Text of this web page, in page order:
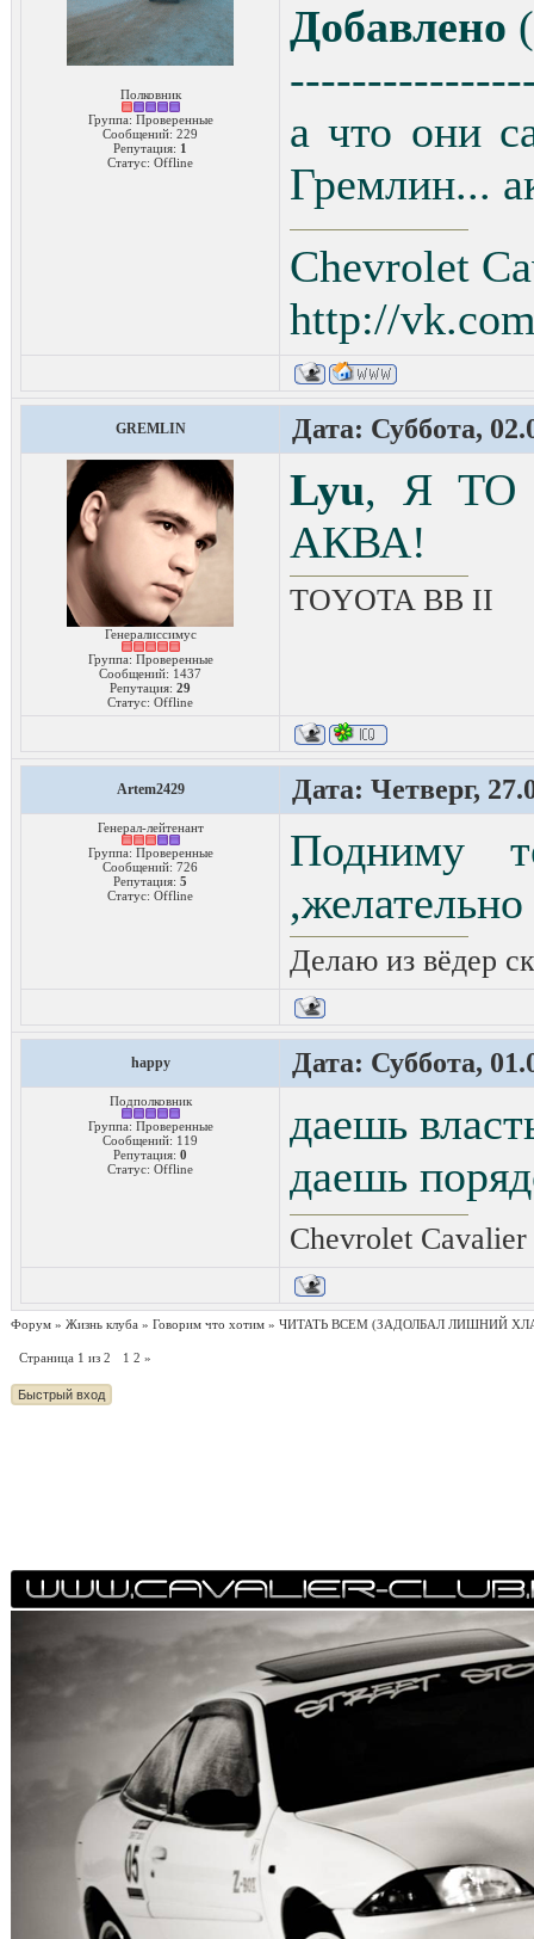
Полковник
Группа: Проверенные
Сообщений: 229
Репутация: 1
Статус: Offline
Добавлено
а что они
Гремлин...
Chevrolet
http://
GREMLIN Дата: Суббота,
Генералиссимус
Группа: Проверенные
Сообщений: 1437
Репутация: 29
Статус: Offline
Lyu, Я ТО
АКВА!
TOYOTA ВВ II
Artem2429 Дата: Четверг,
Генерал-лейтенант
Группа: Проверенные
Сообщений: 726
Репутация: 5
Статус: Offline
Подниму
,желательно
Делаю из вёдер
happy Дата: Суббота,
Подполковник
Группа: Проверенные
Сообщений: 119
Репутация: 0
Статус: Offline
даешь
даешь
Chevrolet
Форум » Жизнь клуба » Говорим что хотим » ЧИТАТЬ ВСЕМ (ЗАДОЛБАЛ ЛИШНИЙ
Страница 1 из 2 1 2 »